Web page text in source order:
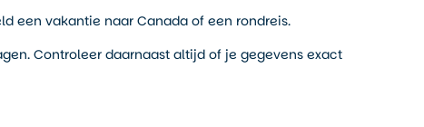
een vakantie naar Canada of een rondreis.
Controleer daarnaast altijd of je gegevens exact